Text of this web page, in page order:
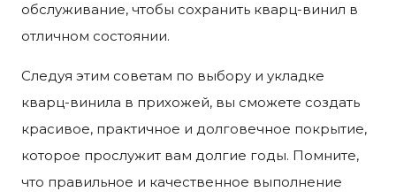
обслуживание, чтобы сохранить кварц-винил в
отличном состоянии.
Следуя этим советам по выбору и укладке
кварц-винила в прихожей, вы сможете создать
красивое, практичное и долговечное покрытие,
которое прослужит вам долгие годы. Помните,
что правильное и качественное выполнение